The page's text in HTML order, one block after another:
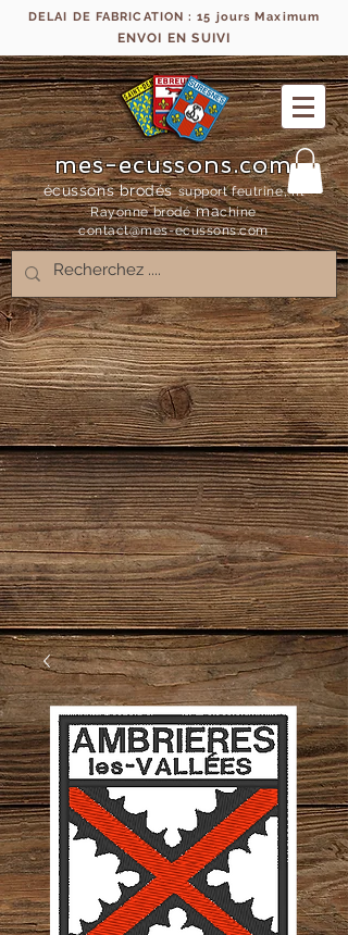
DELAI DE FABRICATION : 15 jours Maximum
ENVOI EN SUIVI
mes-ecussons.com
écussons brodés support feutrine, fil
Rayonne brodémachine
contact@mes-ecussons.com